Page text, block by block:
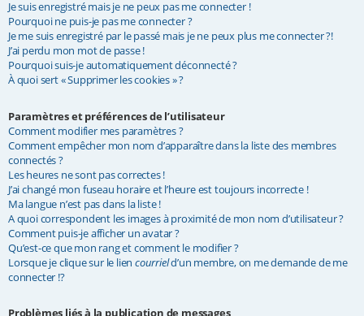
Je suis enregistré mais je ne peux pas me connecter !
Pourquoi ne puis-je pas me connecter ?
Je me suis enregistré par le passé mais je ne peux plus me connecter ?!
J’ai perdu mon mot de passe !
Pourquoi suis-je automatiquement déconnecté ?
À quoi sert « Supprimer les cookies » ?
Paramètres et préférences de l’utilisateur
Comment modifier mes paramètres ?
Comment empêcher mon nom d’apparaître dans la liste des membres
connectés ?
Les heures ne sont pas correctes !
J’ai changé mon fuseau horaire et l’heure est toujours incorrecte !
Ma langue n’est pas dans la liste !
A quoi correspondent les images à proximité de mon nom d’utilisateur ?
Comment puis-je afficher un avatar ?
Qu’est-ce que mon rang et comment le modifier ?
Lorsque je clique sur le lien courrield’un membre, on me demande de me
connecter !?
Problèmes liés à la publication de messages